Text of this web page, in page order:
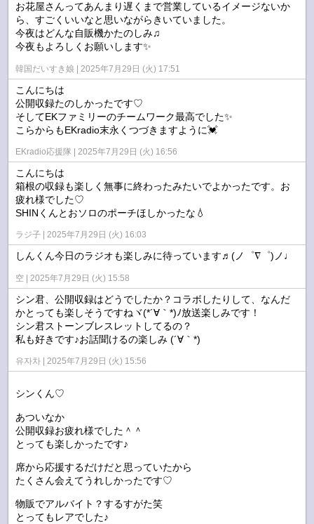
お花屋さんってあんまり遅くまで営業しているイメージないか
ら、すごくいいなと思いながらきいていました。
今夜はどんな自販機かたのしみ♫
今夜もよろしくお願いします✨
韓国だいすき娘 2025年7月29日 (火) 17:51
こんにちは
公開収録たのしかったです♡
そしてEKファミリーのチームワーク最高でした✨
こらからもEKradio末永くつづきますように💓
EKradio応援隊 2025年7月29日 (火) 16:56
こんにちは
箱根の収録も楽しく無事に終わったみたいでよかったです。お
疲れ様でした♡
SHINくんとおソロのポーチほしかったな💧
ラジ子 2025年7月29日 (火) 16:03
しんくん今日のラジオも楽しみに待っています♬(ノ゜∇゜)ノ♩
空 2025年7月29日 (火) 15:58
シン君、公開収録はどうでしたか？コラボしたりして、なんだ
かとっても楽しそうですねヾ(*´∀｀*)ﾉ放送楽しみです！
シン君ストーンブレスレットしてるの？
私も好きです♪お話聞けるの楽しみ (´∀｀*)
유자차 2025年7月29日 (火) 15:56
シンくん♡
あついなか
公開収録お疲れ様でした＾＾
とっても楽しかったです♪
席から応援するだけだと思っていたから
たくさん会えてうれしかったです♡
物販でアルバイト？するすがた笑
とってもレアでした♪